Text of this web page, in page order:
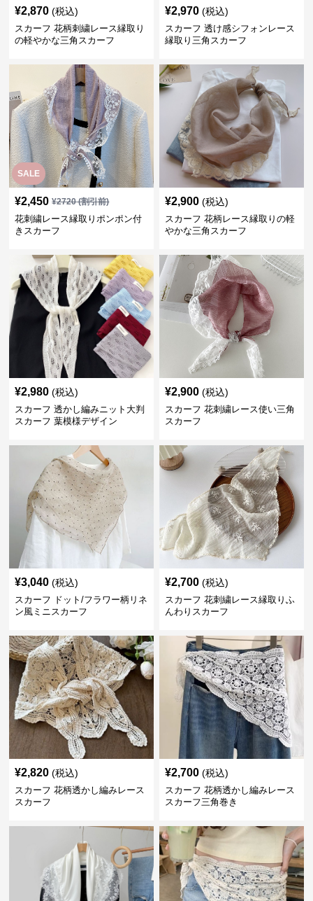
¥2,870 (税込)
スカーフ 花柄刺繍レース縁取り
の軽やかな三角スカーフ
¥2,970 (税込)
スカーフ 透け感シフォンレース
縁取り三角スカーフ
SALE
¥2,450 ¥2720(割引前)
花刺繍レース縁取りポンポン付
きスカーフ
¥2,900 (税込)
スカーフ 花柄レース縁取りの軽
やかな三角スカーフ
¥2,980 (税込)
スカーフ 透かし編みニット大判
スカーフ 葉模様デザイン
¥2,900 (税込)
スカーフ 花刺繍レース使い三角
スカーフ
¥3,040 (税込)
スカーフ ドット/フラワー柄リネ
ン風ミニスカーフ
¥2,700 (税込)
スカーフ 花刺繍レース縁取りふ
んわりスカーフ
¥2,820 (税込)
スカーフ 花柄透かし編みレース
スカーフ
¥2,700 (税込)
スカーフ 花柄透かし編みレース
スカーフ三角巻き